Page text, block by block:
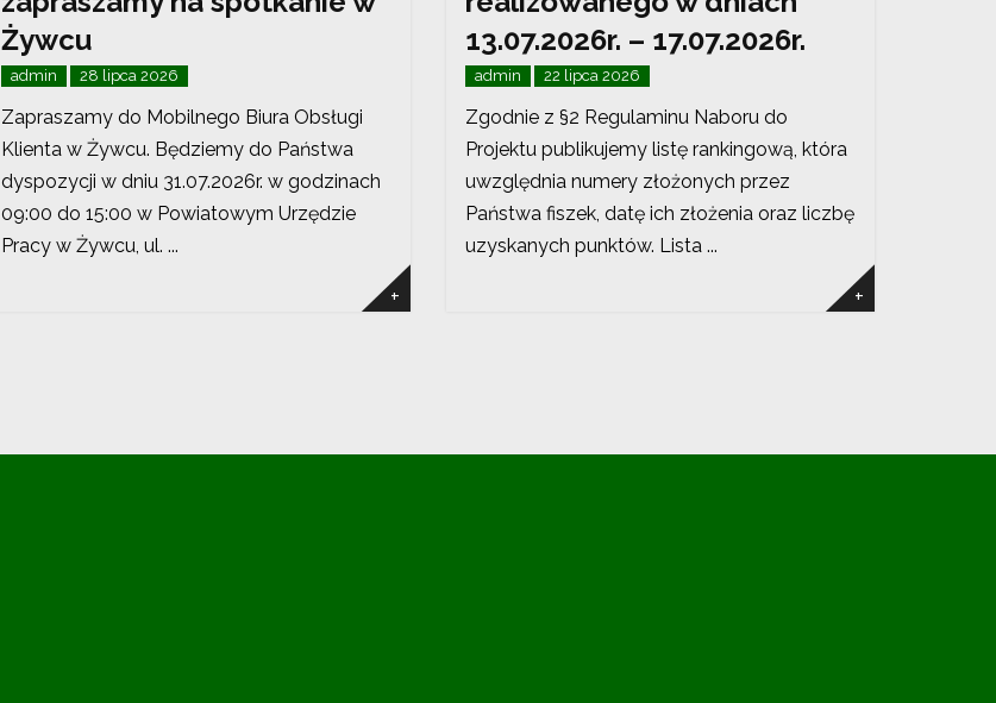
Żywcu
admin 28 lipca 2026
Zapraszamy do Mobilnego Biura Obsługi
Klienta w Żywcu. Będziemy do Państwa
dyspozycji w dniu 31.07.2026r. w godzinach
09:00 do 15:00 w Powiatowym Urzędzie
Pracy w Żywcu, ul. ...
+
13.07.2026r. – 17.07.2026r.
admin 22 lipca 2026
Zgodnie z §2 Regulaminu Naboru do
Projektu publikujemy listę rankingową, która
uwzględnia numery złożonych przez
Państwa fiszek, datę ich złożenia oraz liczbę
uzyskanych punktów. Lista ...
+